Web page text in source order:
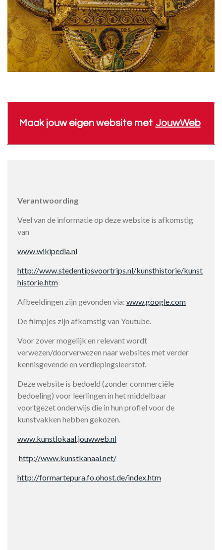
Maak jouw eigen website met JouwWeb
Verantwoording
Veel van de informatie op deze website is afkomstig
van
www.wikipedia.nl
http://www.stedentipsvoortrips.nl/kunsthistorie/kunst
historie.htm
Afbeeldingen zijn gevonden via: www.google.com
De filmpjes zijn afkomstig van Youtube.
Voor zover mogelijk en relevant wordt
verwezen/doorverwezen naar websites met verder
kennisgevende en verdiepingsleerstof.
Deze website is bedoeld (zonder commerciële
bedoeling) voor leerlingen in het middelbaar
voortgezet onderwijs die in hun profiel voor de
kunstvakken hebben gekozen.
www.kunstlokaal.jouwweb.nl
http://www.kunstkanaal.net/
http://formartepura.fo.ohost.de/index.htm